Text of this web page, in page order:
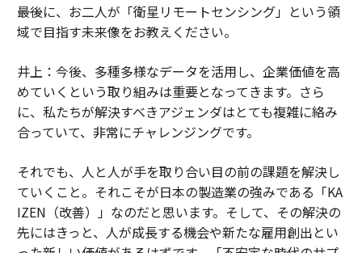
――最後に、お二人が「衛星リモートセンシング」という領
域で目指す未来像をお教えください。
井上：今後、多種多様なデータを活用し、企業価値を高
めていくという取り組みは重要となってきます。さら
に、私たちが解決すべきアジェンダはとても複雑に絡み
合っていて、非常にチャレンジングです。
それでも、人と人が手を取り合い目の前の課題を解決し
ていくこと。それこそが日本の製造業の強みである「KA
IZEN（改善）」なのだと思います。そして、その解決の
先にはきっと、人が成長する機会や新たな雇用創出とい